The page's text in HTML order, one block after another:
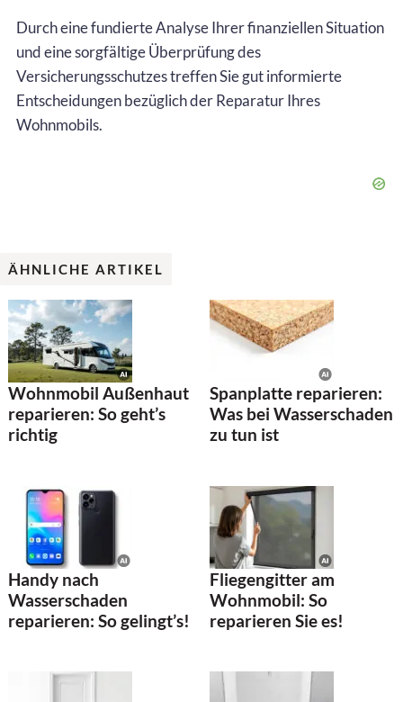
Durch eine fundierte Analyse Ihrer finanziellen Situation
und eine sorgfältige Überprüfung des
Versicherungsschutzes treffen Sie gut informierte
Entscheidungen bezüglich der Reparatur Ihres
Wohnmobils.
ÄHNLICHE ARTIKEL
Wohnmobil Außenhaut
reparieren: So geht’s
richtig
Spanplatte reparieren:
Was bei Wasserschaden
zu tun ist
Handy nach
Wasserschaden
reparieren: So gelingt’s!
Fliegengitter am
Wohnmobil: So
reparieren Sie es!